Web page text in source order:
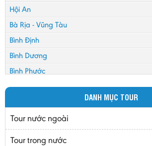
Hội An
Bà Rịa - Vũng Tàu
Bình Định
Bình Dương
Bình Phước
Bình Thuận
Bắc Giang
Bắc Ninh
DANH MỤC TOUR
Tour nước ngoài
Tour trong nước